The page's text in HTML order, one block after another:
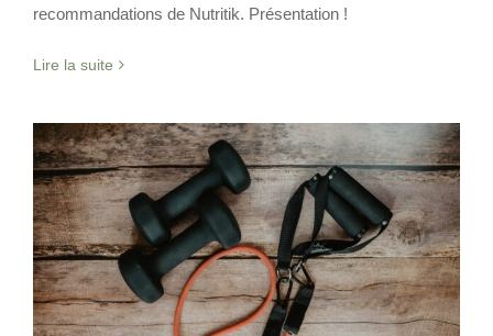
recommandations de Nutritik. Présentation !
Lire la suite
Quels exercices physiques réaliser
pendant le confinement ?
Exercice physique